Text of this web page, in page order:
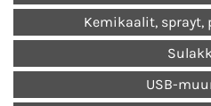
Kemikaalit,
USB-